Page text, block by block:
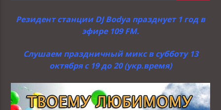
Резидент станции DJ Bodya празднует 1 год в
эфире 109 FM.
Слушаем праздничный микс в субботу 13
октября с 19 до 20 (укр.время)